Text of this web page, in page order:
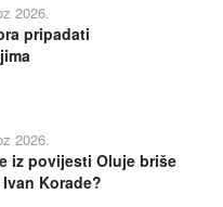
2026.
pripadati
2026.
iz povijesti Oluje briše
Korade?